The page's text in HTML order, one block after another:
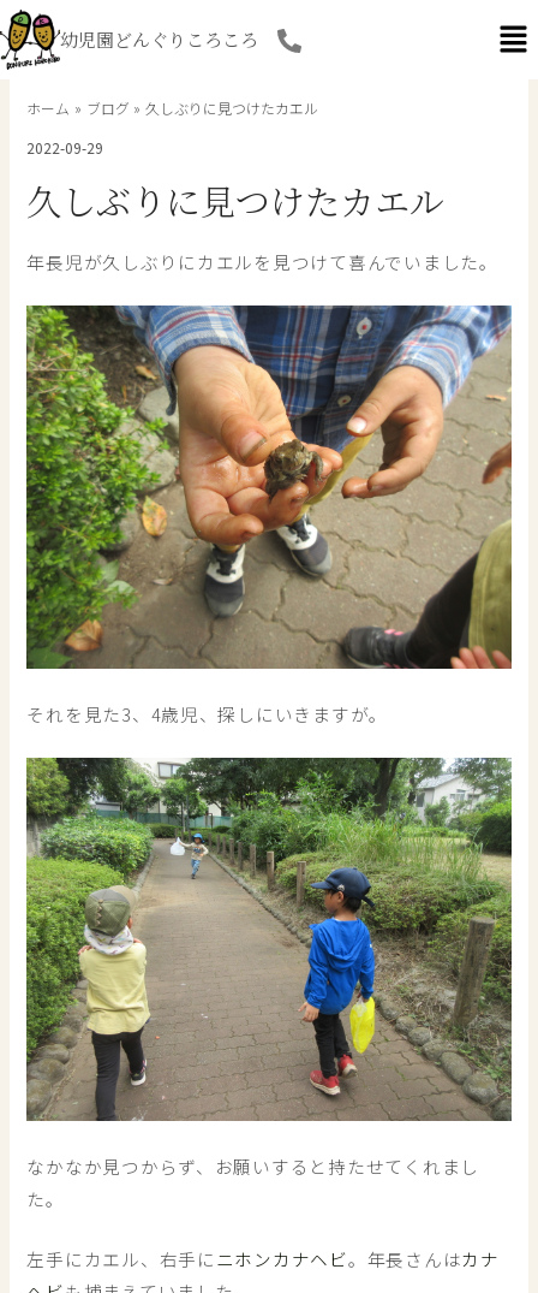
内
容
を
幼児園どんぐりころころ
ホーム ブログ
久しぶりに見つけたカエル
2022-09-29
久しぶりに見つけたカエル
年長児が久しぶりにカエルを見つけて喜んでいました。
それを見た3、4歳児、探しにいきますが。
なかなか見つからず、お願いすると持たせてくれまし
た。
左手にカエル、右手にニホンカナヘビ。年長さんはカナ